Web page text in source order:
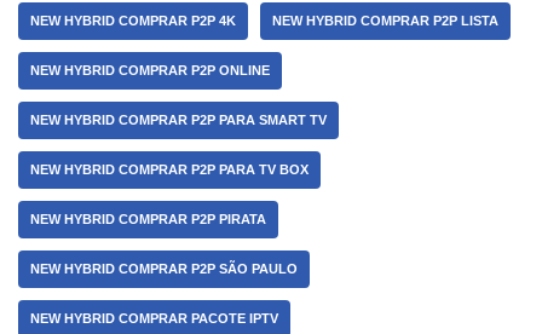
NEW HYBRID COMPRAR P2P 4K NEW HYBRID COMPRAR P2P LISTA
NEW HYBRID COMPRAR P2P ONLINE
NEW HYBRID COMPRAR P2P PARA SMART TV
NEW HYBRID COMPRAR P2P PARA TV BOX
NEW HYBRID COMPRAR P2P PIRATA
NEW HYBRID COMPRAR P2P SÃO PAULO
NEW HYBRID COMPRAR PACOTE IPTV